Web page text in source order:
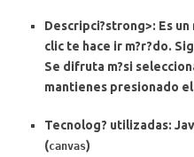
Descripci?strong>: Es
clic te hace ir m?r?do.
Se difruta m?si
mantienes presionado
Tecnolog? utilizadas:
(canvas)